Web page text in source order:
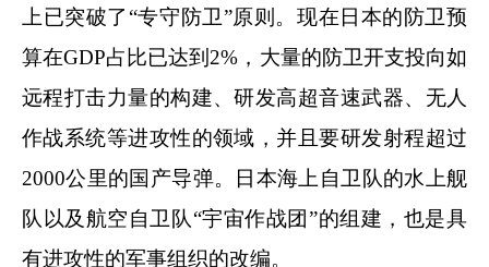
上已突破了“专守防卫”原则。现在日本的防卫预
算在GDP占比已达到2%，大量的防卫开支投向如
远程打击力量的构建、研发高超音速武器、无人
作战系统等进攻性的领域，并且要研发射程超过
2000公里的国产导弹。日本海上自卫队的水上舰
队以及航空自卫队“宇宙作战团”的组建，也是具
有进攻性的军事组织的改编。